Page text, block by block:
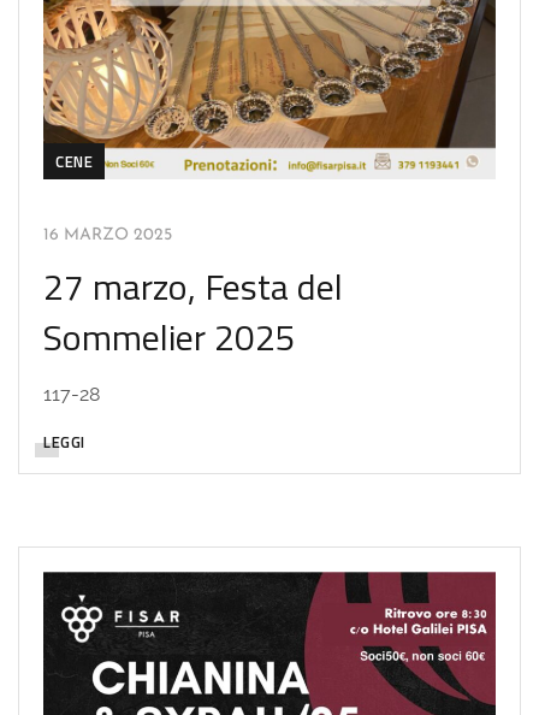
CENE
16 MARZO 2025
27 marzo, Festa del
Sommelier 2025
117-28
LEGGI